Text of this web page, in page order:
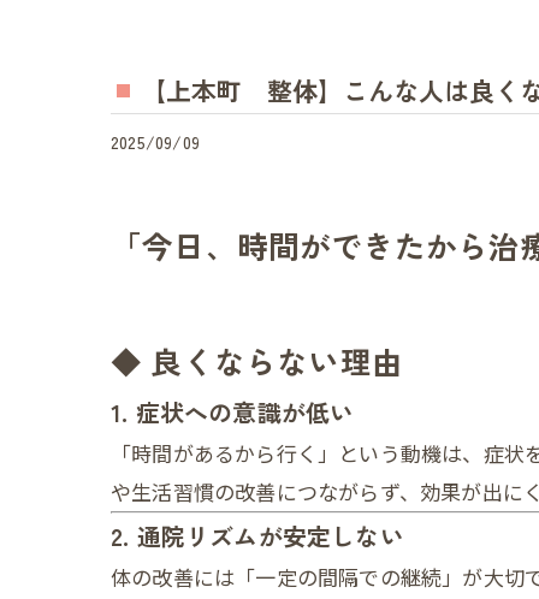
【上本町 整体】こんな人は良く
2025/09/09
「今日、時間ができたから
◆ 良くならない理由
1. 症状への意識が低い
「時間があるから行く」という動機は、症
や生活習慣の改善につながらず、効果が出に
2. 通院リズムが安定しない
体の改善には「一定の間隔での継続」が大切で